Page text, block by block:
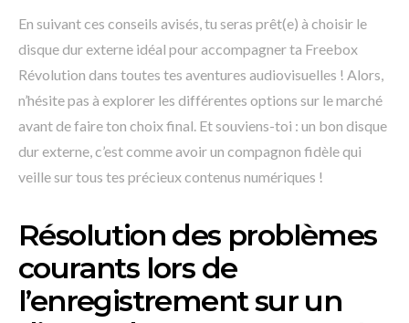
En suivant ces conseils avisés, tu seras prêt(e) à choisir le
disque dur externe idéal pour accompagner ta Freebox
Révolution dans toutes tes aventures audiovisuelles ! Alors,
n’hésite pas à explorer les différentes options sur le marché
avant de faire ton choix final. Et souviens-toi : un bon disque
dur externe, c’est comme avoir un compagnon fidèle qui
veille sur tous tes précieux contenus numériques !
Résolution des problèmes
courants lors de
l’enregistrement sur un